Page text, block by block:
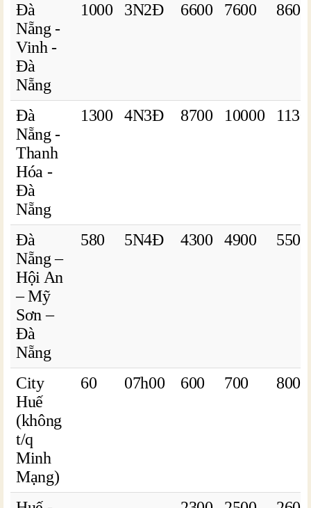
Đà
Nẵng -
Vinh -
Đà
Nẵng
1000 3N2Đ 6600 7600 8600
Đà
Nẵng -
Thanh
Hóa -
Đà
Nẵng
1300 4N3Đ 8700 10000
Đà
Nẵng –
Hội An
– Mỹ
Sơn –
Đà
Nẵng
580 5N4Đ 4300 4900 5500
City
Huế
(không
t/q
Minh
Mạng)
60 07h00 600 700 800